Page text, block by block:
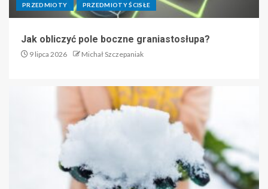
PRZEDMIOTY PRZEDMIOTY ŚCISŁE
Jak obliczyć pole boczne graniastosłupa?
9 lipca 2026 Michał Szczepaniak